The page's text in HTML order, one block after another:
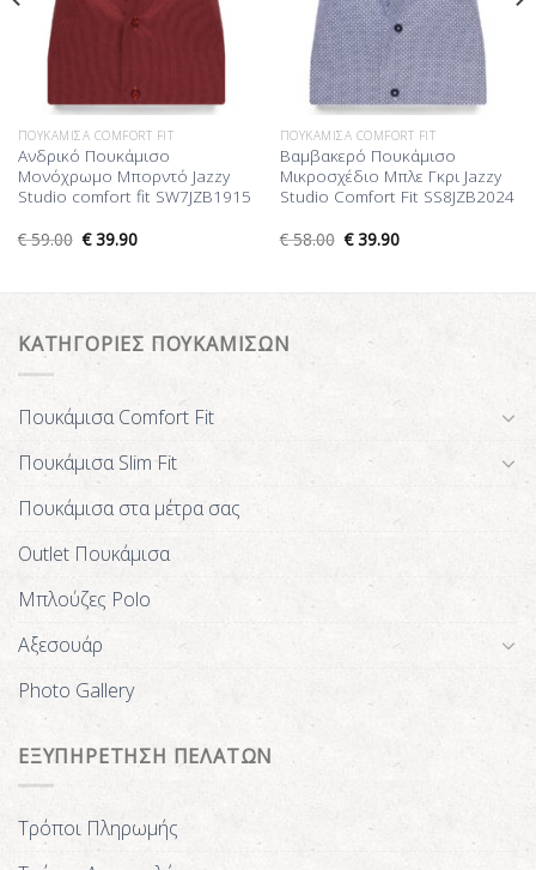
ΠΟΥΚΆΜΙΣΑ COMFORT FIT
Ανδρικό Πουκάμισο
Μονόχρωμο Μπορντό Jazzy
Studio comfort fit SW7JZB1915
€59.00 €39.90
ΠΟΥΚΆΜΙΣΑ COMFORT FIT
Βαμβακερό Πουκάμισο
Μικροσχέδιο Μπλε Γκρι Jazzy
Studio Comfort Fit SS8JZB2024
€58.00 €39.90
ΚΑΤΗΓΟΡΙΕΣ ΠΟΥΚΑΜΙΣΩΝ
Πουκάμισα Comfort Fit
Πουκάμισα Slim Fit
Πουκάμισα στα μέτρα σας
Outlet Πουκάμισα
Μπλούζες Polo
Αξεσουάρ
Photo Gallery
ΕΞΥΠΗΡΕΤΗΣΗ ΠΕΛΑΤΩΝ
Τρόποι Πληρωμής